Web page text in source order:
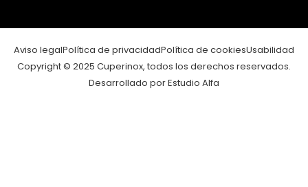
Aviso legalPolítica de privacidadPolítica de cookiesUsabilidad
Copyright © 2025 Cuperinox, todos los derechos reservados.
Desarrollado por Estudio Alfa